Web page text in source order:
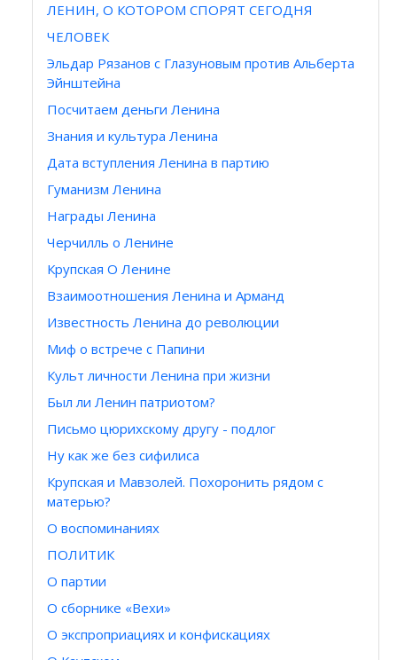
ЛЕНИН, О КОТОРОМ СПОРЯТ СЕГОДНЯ
ЧЕЛОВЕК
Эльдар Рязанов с Глазуновым против Альберта
Эйнштейна
Посчитаем деньги Ленина
Знания и культура Ленина
Дата вступления Ленина в партию
Гуманизм Ленина
Награды Ленина
Черчилль о Ленине
Крупская О Ленине
Взаимоотношения Ленина и Арманд
Известность Ленина до революции
Миф о встрече с Папини
Культ личности Ленина при жизни
Был ли Ленин патриотом?
Письмо цюрихскому другу - подлог
Ну как же без сифилиса
Крупская и Мавзолей. Похоронить рядом с
матерью?
О воспоминаниях
ПОЛИТИК
О партии
О сборнике «Вехи»
О экспроприациях и конфискациях